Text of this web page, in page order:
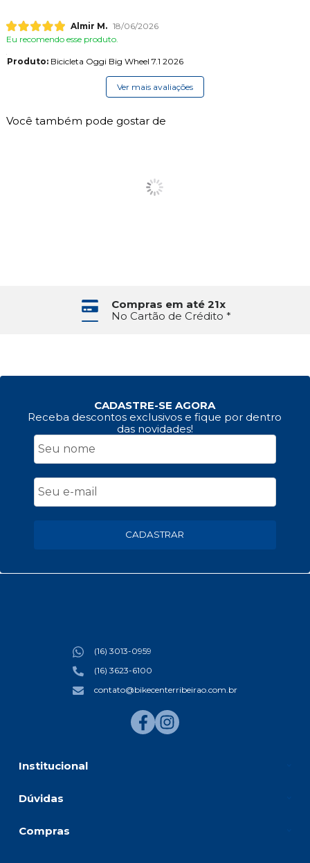
Almir M. 18/06/2026
Eu recomendo esse produto.
Produto:Bicicleta Oggi Big Wheel 7.1 2026
Ver mais avaliações
Você também pode gostar de
Compras em até 21x
No Cartão de Crédito *
CADASTRE-SE AGORA
Receba descontos exclusivos e fique por dentro
das novidades!
CADASTRAR
Institucional
Dúvidas
Compras
(16) 3013-0959
(16) 3623-6100
contato@bikecenterribeirao.com.br